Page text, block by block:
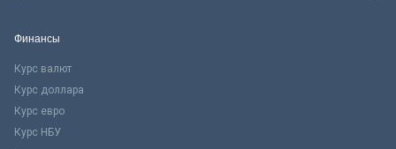
Финансы
Курс валют
Курс доллара
Курс евро
Курс НБУ